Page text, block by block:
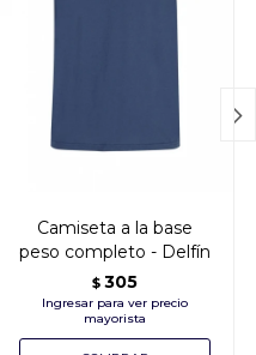
Camiseta a la base
peso completo - Delfín
$ 305
